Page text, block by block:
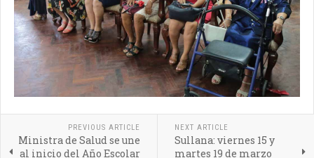
PREVIOUS ARTICLE
Ministra de Salud se une
al inicio del Año Escolar
NEXT ARTICLE
Sullana: viernes 15 y
martes 19 de marzo